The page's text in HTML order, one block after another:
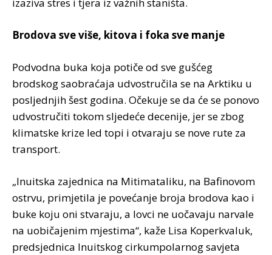
izaziva stres i tjera iz važnih staništa.
Brodova sve više, kitova i foka sve manje
Podvodna buka koja potiče od sve gušćeg
brodskog saobraćaja udvostručila se na Arktiku u
posljednjih šest godina. Očekuje se da će se ponovo
udvostručiti tokom sljedeće decenije, jer se zbog
klimatske krize led topi i otvaraju se nove rute za
transport.
„Inuitska zajednica na Mitimataliku, na Bafinovom
ostrvu, primjetila je povećanje broja brodova kao i
buke koju oni stvaraju, a lovci ne uočavaju narvale
na uobičajenim mjestima“, kaže Lisa Koperkvaluk,
predsjednica Inuitskog cirkumpolarnog savjeta